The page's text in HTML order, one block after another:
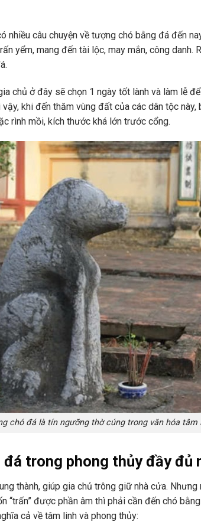
nhiều câu chuyện về tượng chó bằng đá đến
yểm, mang đến tài lộc, may mắn, công danh.
chủ ở đây sẽ chọn 1 ngày tốt lành và làm lễ
khi đến thăm vùng đất của các dân tộc
rình mồi, kích thước khá lớn trước cổng.
chó đá là tín ngưỡng thờ cúng trong văn hóa tâm
trong phong thủy đầy đủ
thành, giúp gia chủ trông giữ nhà cửa.
“trấn” được phần âm thì phải cần đến chó
cả về tâm linh và phong thủy: